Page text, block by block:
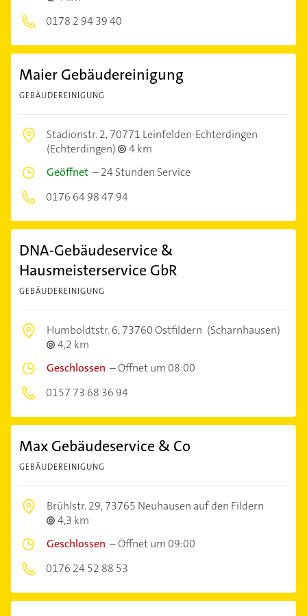
0178 2 94 39 40
Maier Gebäudereinigung
GEBÄUDEREINIGUNG
Stadionstr. 2,70771 Leinfelden-Echterdingen
(Echterdingen)
4 km
Geöffnet –24 Stunden Service
0176 64 98 47 94
DNA-Gebäudeservice &
Hausmeisterservice GbR
GEBÄUDEREINIGUNG
Humboldtstr. 6,73760 Ostfildern (Scharnhausen)
4,2 km
Geschlossen –Öffnet um 08:00
0157 73 68 36 94
Max Gebäudeservice & Co
GEBÄUDEREINIGUNG
Brühlstr. 29,73765 Neuhausen auf den Fildern
4,3 km
Geschlossen –Öffnet um 09:00
0176 24 52 88 53